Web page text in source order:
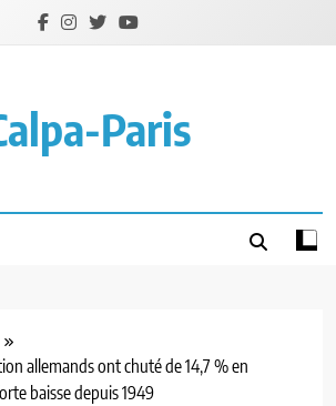
Paris
allemands ont chuté de 14,7 % en
baisse depuis 1949